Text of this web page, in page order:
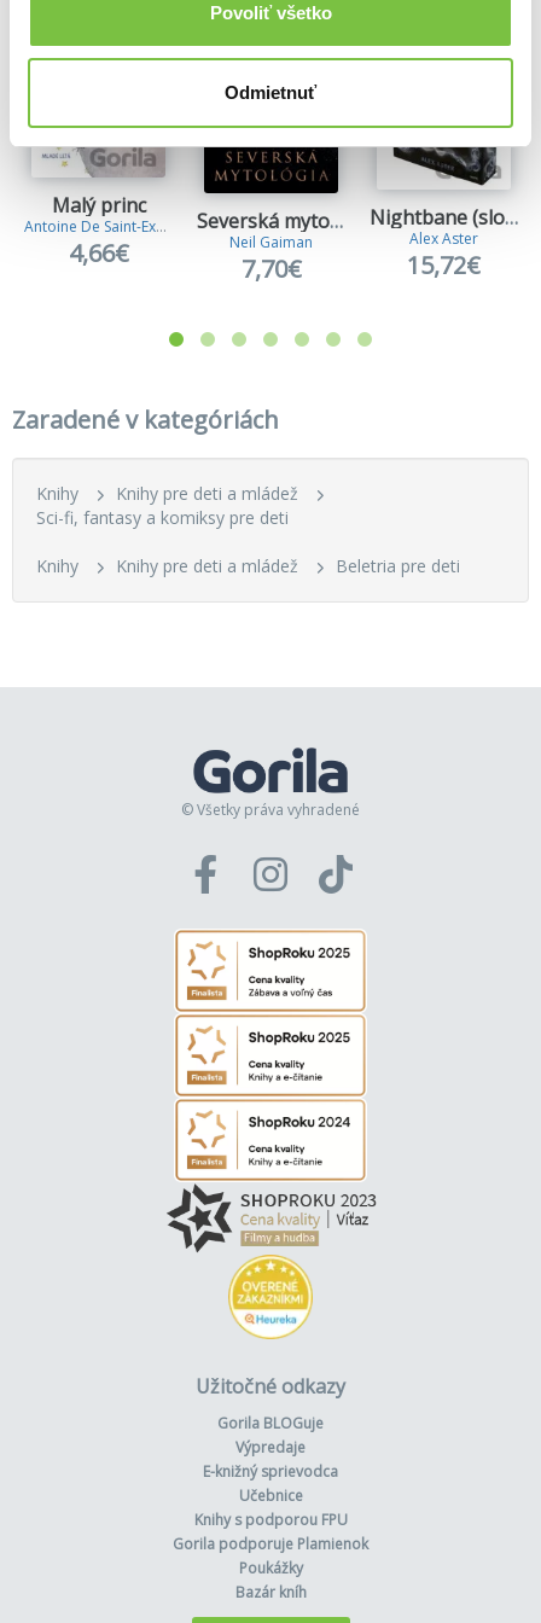
Povoliť všetko
Odmietnuť
Malý princ
Antoine De Saint-Exupery
4,66€
Severská mytológia
Neil Gaiman
7,70€
Nightbane (slovenský jazyk)
Alex Aster
15,72€
Zaradené v kategóriách
Knihy
Knihy pre deti a mládež
Sci-fi, fantasy a komiksy pre deti
Knihy Knihy pre deti a mládež Beletria pre deti
© Všetky práva vyhradené
Užitočné odkazy
Gorila BLOGuje
Výpredaje
E-knižný sprievodca
Učebnice
Knihy s podporou FPU
Gorila podporuje Plamienok
Poukážky
Bazár kníh